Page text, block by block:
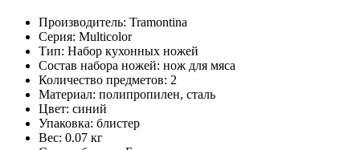
Производитель: Tramontina
Серия: Multicolor
Тип: Набор кухонных ножей
Состав набора ножей: нож для мяса
Количество предметов: 2
Материал: полипропилен, сталь
Цвет: синий
Упаковка: блистер
Вес: 0.07 кг